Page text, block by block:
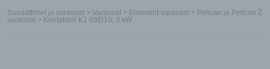
Suodattimet ja varaosat > Varaosat > Enervent-varaosat > Pelican ja Pelican Z
varaosat > Kontaktori K1-09D10, 3 kW